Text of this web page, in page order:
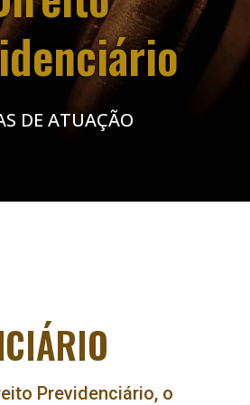
DE ATUAÇÃO
Previdenciário, o